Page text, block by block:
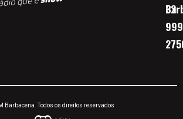
32
Barbacena. Todos os direitos reservados